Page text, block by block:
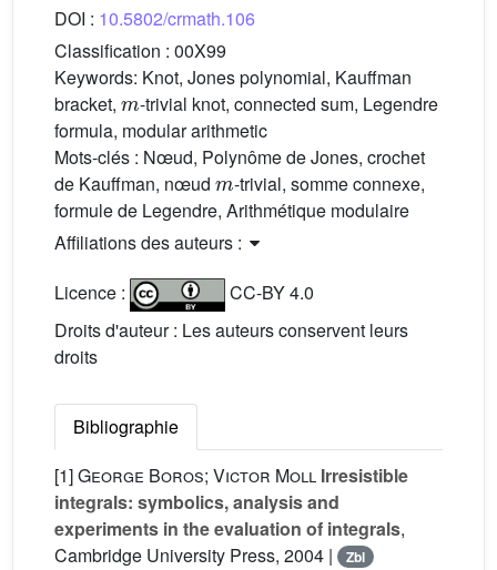
DOI : 10.5802/crmath.106
Classification : 00X99
Keywords: Knot, Jones polynomial, Kauffman
bracket,
m
-trivial knot, connected sum, Legendre
formula, modular arithmetic
Mots-clés : Nœud, Polynôme de Jones, crochet
de Kauffman, nœud
m
-trivial, somme connexe,
formule de Legendre, Arithmétique modulaire
Affiliations des auteurs :
Licence :
CC-BY 4.0
Droits d'auteur : Les auteurs conservent leurs
droits
Bibliographie
[1]George Boros; Victor Moll Irresistible
integrals: symbolics, analysis and
experiments in the evaluation of integrals,
Cambridge University Press, 2004 |
Zbl